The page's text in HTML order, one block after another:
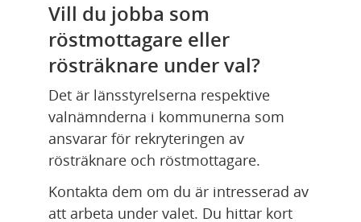
Vill du jobba som
röstmottagare eller
rösträknare under val?
Det är länsstyrelserna respektive
valnämnderna i kommunerna som
ansvarar för rekryteringen av
rösträknare och röstmottagare.
Kontakta dem om du är intresserad av
att arbeta under valet. Du hittar kort